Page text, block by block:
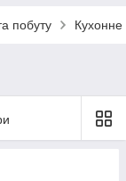
побуту